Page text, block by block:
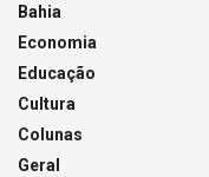
Bahia
Economia
Educação
Cultura
Colunas
Geral